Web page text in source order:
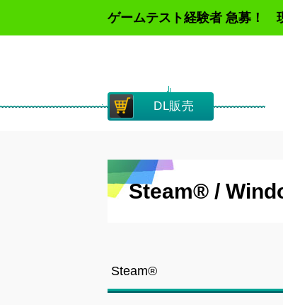
ゲームテスト経験者 急募！
DL販売
Steam® /
Steam®